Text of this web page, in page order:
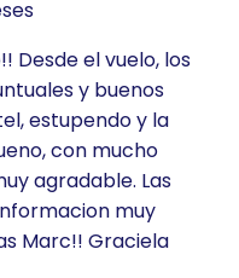
Desde el vuelo, los
y buenos
estupendo y la
con mucho
agradable. Las
muy
Marc!! Graciela